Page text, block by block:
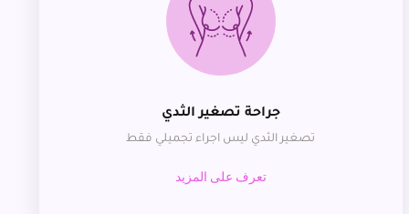
جراحة تصغير الثدي
تصغير الثدي ليس اجراء تجميلي فقط
تعرف على المزيد